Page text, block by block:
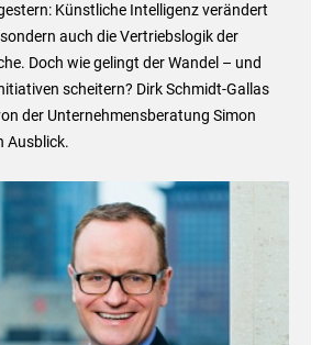
Künstliche Intelligenz verändert
auch die Vertriebslogik der
Doch wie gelingt der Wandel – und
scheitern? Dirk Schmidt-Gallas
der Unternehmensberatung Simon
Ausblick.